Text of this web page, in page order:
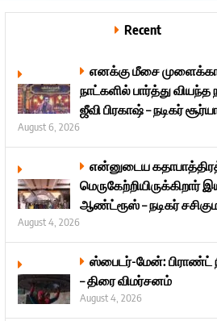
Recent
எனக்கு மீசை
நாட்களில் பார்த்து
ஜீவி பிரகாஷ் – நடிகர்
August 6, 2026
என்னுடைய
மெருகேற்றியிருக்கிறார்
ஆண்ட்ரூஸ் – நடிகர்
August 4, 2026
ஸ்பைடர்-மேன்: பிராண்ட்
– திரை விமர்சனம்
August 4, 2026